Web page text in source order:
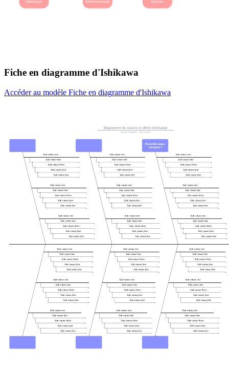
Fiche en diagramme d'Ishikawa
Accéder au modèle Fiche en diagramme d'Ishikawa